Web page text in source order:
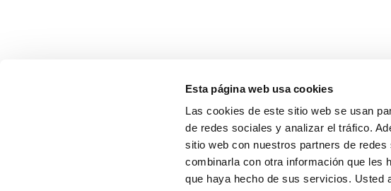
Esta página web usa cookies
Las cookies de este sitio web se usan
de redes sociales y analizar el tráfico.
sitio web con nuestros partners de
combinarla con otra información que les
que haya hecho de sus servicios. Usted